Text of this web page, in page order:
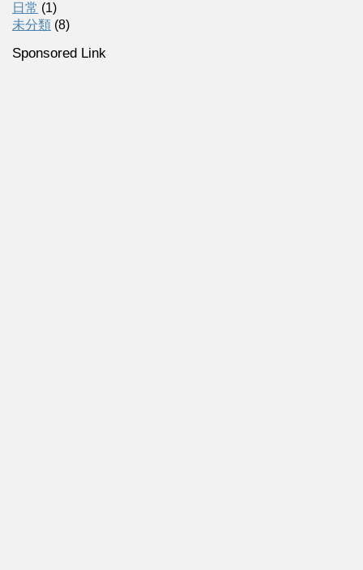
日常 (1)
未分類 (8)
Sponsored Link